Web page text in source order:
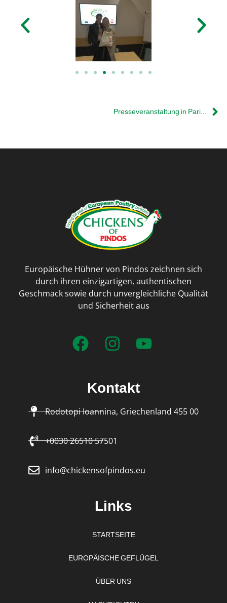
Presseveranstaltung in Paris: PINDOS Fördert Europäische Hühner auf dem Französischen Markt
Europäische Hühner von Pindos zeichnen sich
durch ihren einzigartigen, authentischen
Geschmack sowie durch unvergleichliche Qualität
und Sicherheit aus
Kontakt
Rodotopi Ioannina, Griechenland 455 00
+0030 26510 57501
info@chickensofpindos.eu
Links
STARTSEITE
EUROPÄISCHE GEFLÜGEL
ÜBER UNS